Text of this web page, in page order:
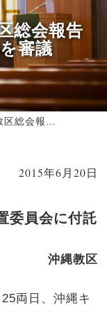
総会報告
を審議
【4822号】2015年度教区総会報告（2）教区の担う課題を審議
2015年6月20日
委員会に付託
沖縄教区
両日、沖縄キ